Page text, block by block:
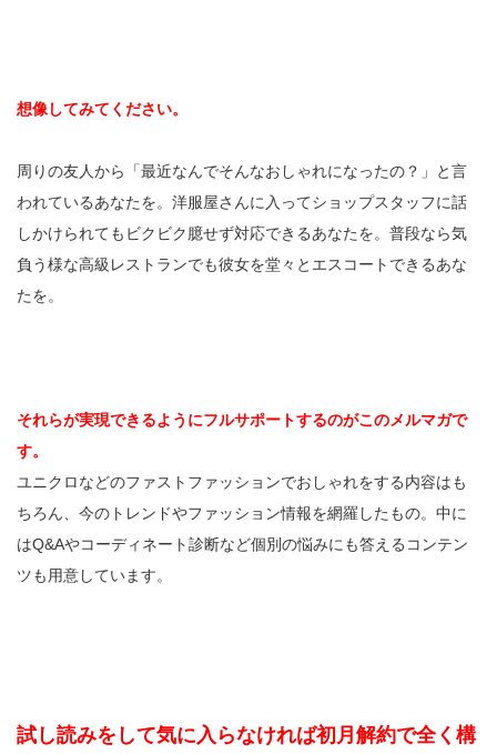
想像してみてください。
周りの友人から「最近なんでそんなおしゃれになったの？」と言
われているあなたを。洋服屋さんに入ってショップスタッフに話
しかけられてもビクビク臆せず対応できるあなたを。普段なら気
負う様な高級レストランでも彼女を堂々とエスコートできるあな
たを。
それらが実現できるようにフルサポートするのがこのメルマガで
す。
ユニクロなどのファストファッションでおしゃれをする内容はも
ちろん、今のトレンドやファッション情報を網羅したもの。中に
はQ&Aやコーディネート診断など個別の悩みにも答えるコンテン
ツも用意しています。
試し読みをして気に入らなければ初月解約で全く構